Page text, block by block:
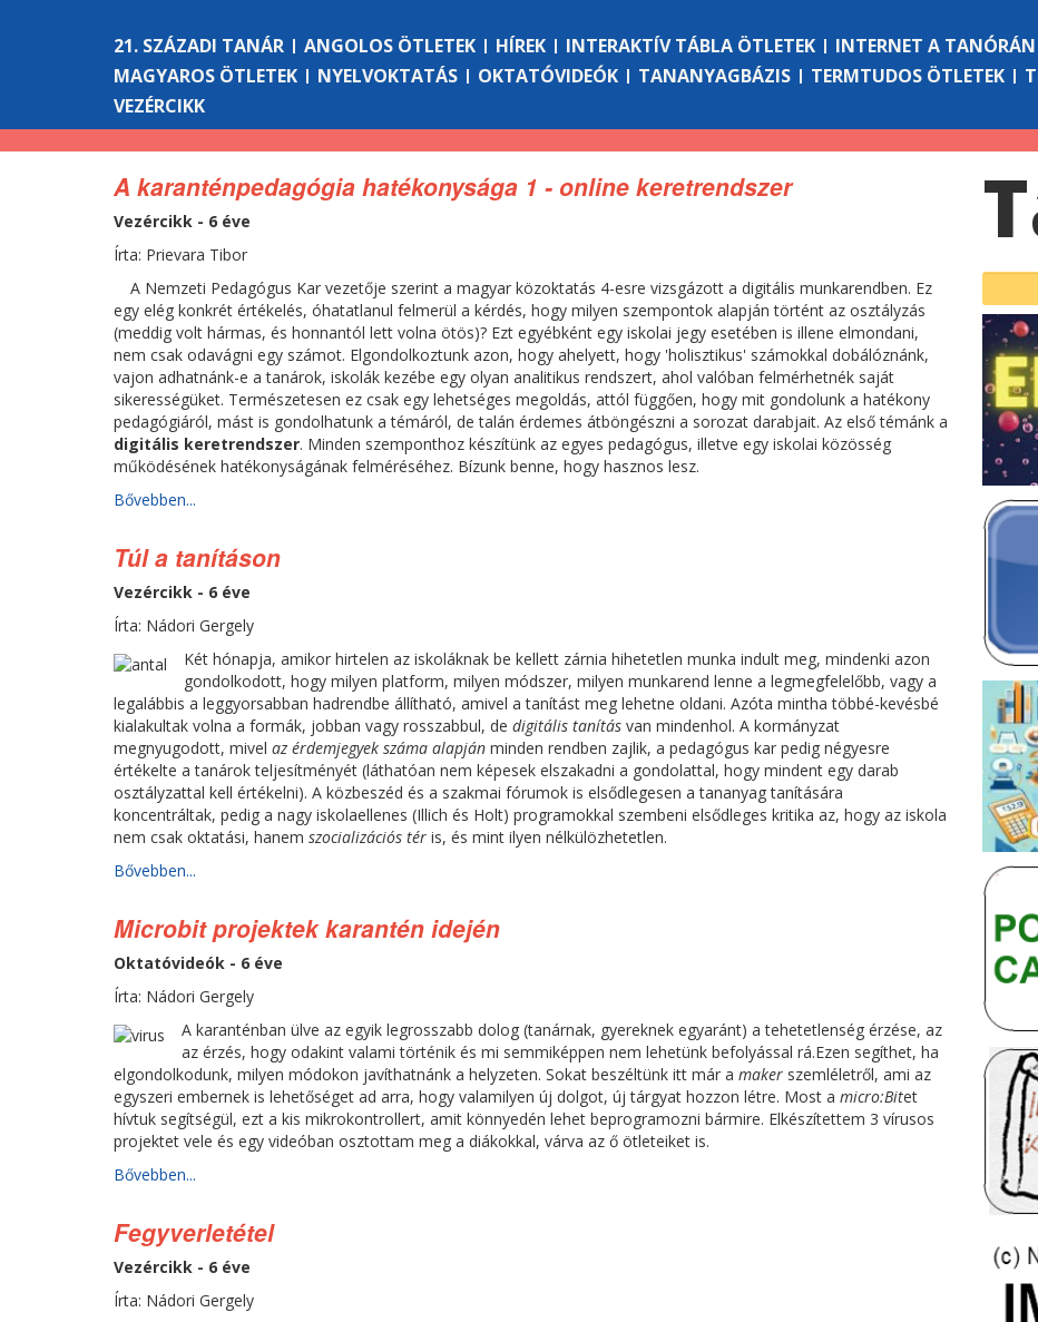
21. SZÁZADI TANÁR ANGOLOS ÖTLETEK HÍREK INTERAKTÍV TÁBLA ÖTLETEK INTERNET A TANÓRÁN
MAGYAROS ÖTLETEK
NYELVOKTATÁS OKTATÓVIDEÓK TANANYAGBÁZIS TERMTUDOS ÖTLETEK
VEZÉRCIKK
A karanténpedagógia hatékonysága 1 - online keretrendszer
Vezércikk - 6 éve
Írta: Prievara Tibor
A Nemzeti Pedagógus Kar vezetője szerint a magyar közoktatás 4-esre vizsgázott a digitális munkarendben. Ez
egy elég konkrét értékelés, óhatatlanul felmerül a kérdés, hogy milyen szempontok alapján történt az osztályzás
(meddig volt hármas, és honnantól lett volna ötös)? Ezt egyébként egy iskolai jegy esetében is illene elmondani,
nem csak odavágni egy számot. Elgondolkoztunk azon, hogy ahelyett, hogy 'holisztikus' számokkal dobálóznánk,
vajon adhatnánk-e a tanárok, iskolák kezébe egy olyan analitikus rendszert, ahol valóban felmérhetnék saját
sikerességüket. Természetesen ez csak egy lehetséges megoldás, attól függően, hogy mit gondolunk a hatékony
pedagógiáról, mást is gondolhatunk a témáról, de talán érdemes átböngészni a sorozat darabjait. Az első témánk a
digitális keretrendszer. Minden szemponthoz készítünk az egyes pedagógus, illetve egy iskolai közösség
működésének hatékonyságának felméréséhez. Bízunk benne, hogy hasznos lesz.
Bővebben...
Túl a tanításon
Vezércikk - 6 éve
Írta: Nádori Gergely
Két hónapja, amikor hirtelen az iskoláknak be kellett zárnia hihetetlen munka indult meg, mindenki azon
gondolkodott, hogy milyen platform, milyen módszer, milyen munkarend lenne a legmegfelelőbb, vagy a
legalábbis a leggyorsabban hadrendbe állítható, amivel a tanítást meg lehetne oldani. Azóta mintha többé-kevésbé
kialakultak volna a formák, jobban vagy rosszabbul, de digitális tanítás van mindenhol. A kormányzat
megnyugodott, mivel az érdemjegyek száma alapján minden rendben zajlik, a pedagógus kar pedig négyesre
értékelte a tanárok teljesítményét (láthatóan nem képesek elszakadni a gondolattal, hogy mindent egy darab
osztályzattal kell értékelni). A közbeszéd és a szakmai fórumok is elsődlegesen a tananyag tanítására
koncentráltak, pedig a nagy iskolaellenes (Illich és Holt) programokkal szembeni elsődleges kritika az, hogy az iskola
nem csak oktatási, hanem szocializációs tér is, és mint ilyen nélkülözhetetlen.
Bővebben...
Microbit projektek karantén idején
Oktatóvideók - 6 éve
Írta: Nádori Gergely
A karanténban ülve az egyik legrosszabb dolog (tanárnak, gyereknek egyaránt) a tehetetlenség érzése, az
az érzés, hogy odakint valami történik és mi semmiképpen nem lehetünk befolyással rá.Ezen segíthet, ha
elgondolkodunk, milyen módokon javíthatnánk a helyzeten. Sokat beszéltünk itt már a maker szemléletről, ami az
egyszeri embernek is lehetőséget ad arra, hogy valamilyen új dolgot, új tárgyat hozzon létre. Most a micro:Bitet
hívtuk segítségül, ezt a kis mikrokontrollert, amit könnyedén lehet beprogramozni bármire. Elkészítettem 3 vírusos
projektet vele és egy videóban osztottam meg a diákokkal, várva az ő ötleteiket is.
Bővebben...
Fegyverletétel
Vezércikk - 6 éve
Írta: Nádori Gergely